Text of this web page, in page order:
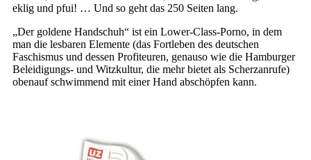
eklig und pfui! … Und so geht das 250 Seiten lang.
„Der goldene Handschuh“ ist ein Lower-Class-Porno, in dem
man die lesbaren Elemente (das Fortleben des deutschen
Faschismus und dessen Profiteuren, genauso wie die Hamburger
Beleidigungs- und Witzkultur, die mehr bietet als Scherzanrufe)
obenauf schwimmend mit einer Hand abschöpfen kann.